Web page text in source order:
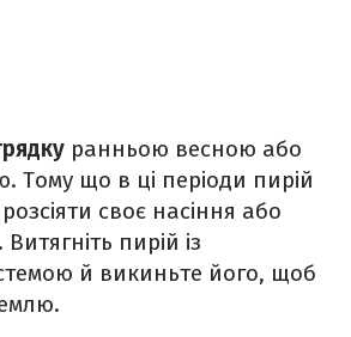
ранньою весною або
Тому що в ці періоди пирій
своє насіння або
пирій із
й викиньте його, щоб